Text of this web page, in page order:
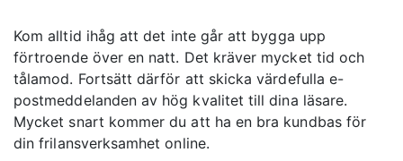
Kom alltid ihåg att det inte går att bygga upp
förtroende över en natt. Det kräver mycket tid och
tålamod. Fortsätt därför att skicka värdefulla e-
postmeddelanden av hög kvalitet till dina läsare.
Mycket snart kommer du att ha en bra kundbas för
din frilansverksamhet online.